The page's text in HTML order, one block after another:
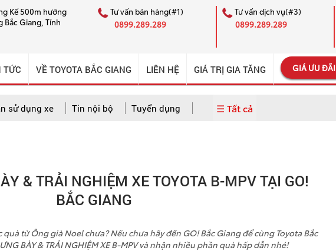
Kế 500m hướng
Bắc Giang, Tỉnh
Tư vấn bán hàng(#1)
0899.289.289
Tư vấn dịch vụ(#3)
0899.289.289
TỨC VỀ TOYOTA BẮC GIANG LIÊN HỆ GIÁ TRỊ GIA TĂNG GIÁ ƯU ĐÃI
sử dụng xe Tin nội bộ Tuyển dụng ☰ Tất cả
& TRẢI NGHIỆM XE TOYOTA B-MPV TẠI GO!
BẮC GIANG
từ Ông già Noel chưa? Nếu chưa hãy đến GO! Bắc Giang để cùng Toyota Bắc
BÀY & TRẢI NGHIỆM XE B-MPV và nhận nhiều phần quà hấp dẫn nhé!